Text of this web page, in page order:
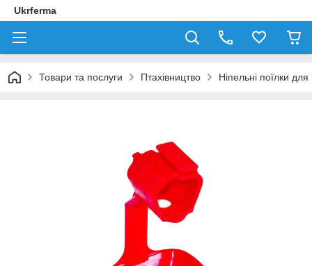
Ukrferma
Товари та послуги Птахівництво Ніпельні поїлки для